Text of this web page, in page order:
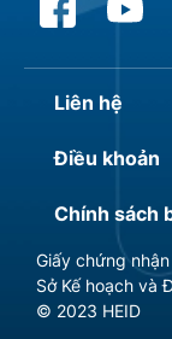
Liên hệ
Điều khoản
Chính sách
Giấy chứng
Sở Kế hoạch và
© 2023 HEID